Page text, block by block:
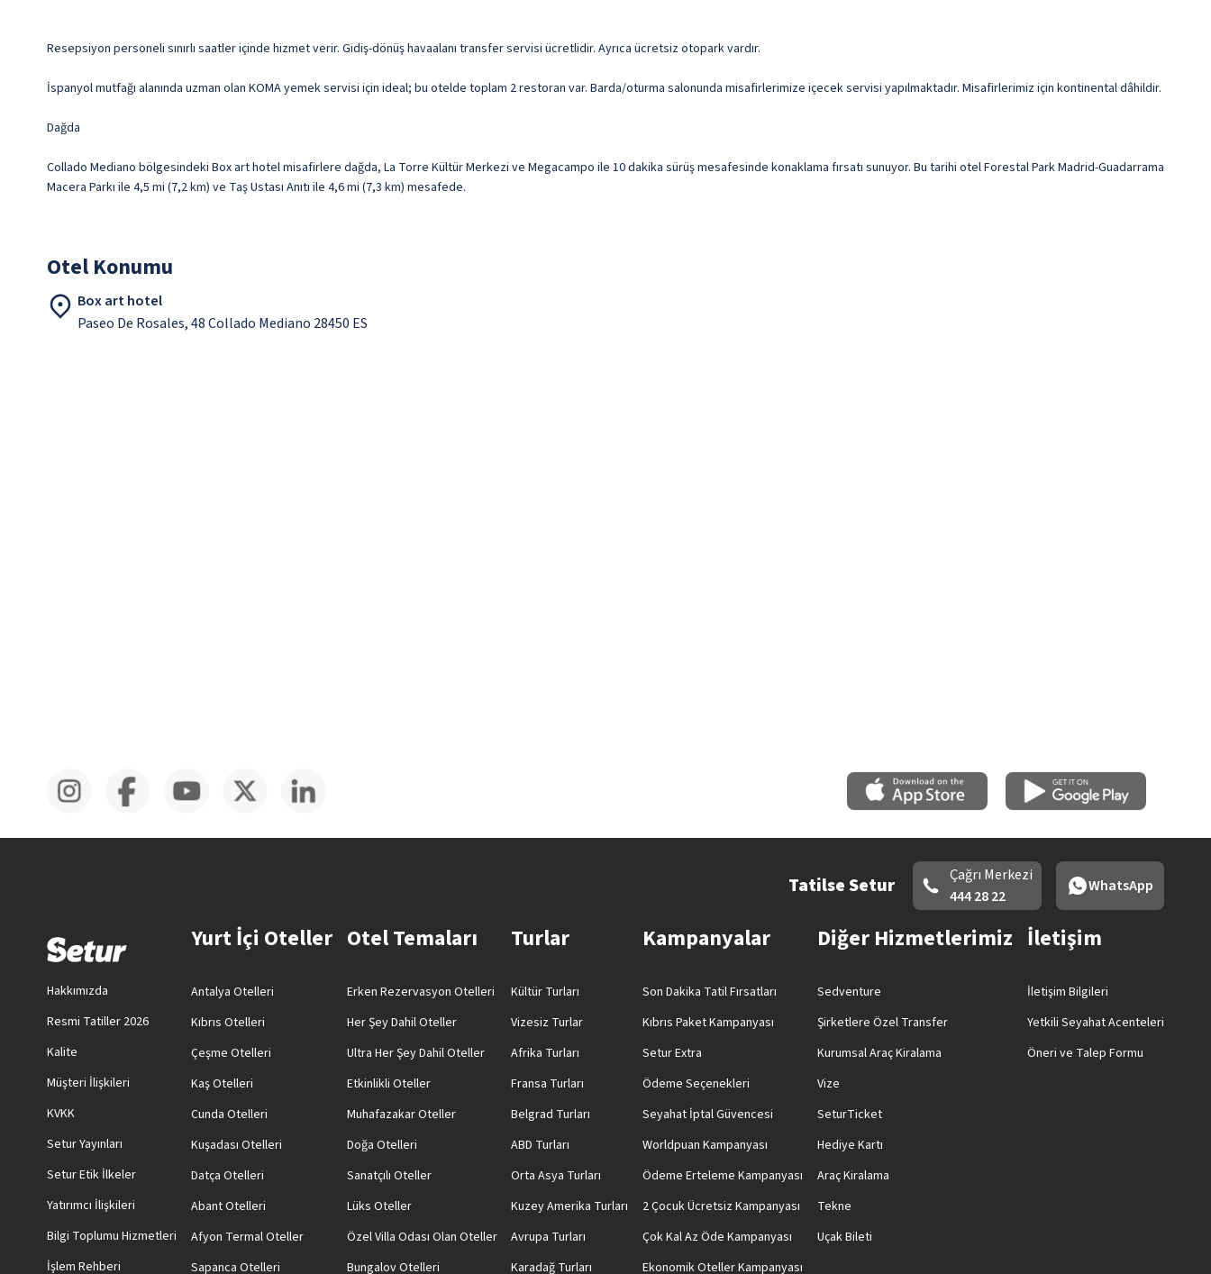
Resepsiyon personeli sınırlı saatler içinde hizmet verir. Gidiş-dönüş havaalanı transfer servisi ücretlidir. Ayrıca ücretsiz otopark vardır.
İspanyol mutfağı alanında uzman olan KOMA yemek servisi için ideal; bu otelde toplam 2 restoran var. Barda/oturma salonunda misafirlerimize içecek servisi yapılmaktadır. Misafirlerimiz için kontinental dâhildir.
Dağda
Collado Mediano bölgesindeki Box art hotel misafirlere dağda, La Torre Kültür Merkezi ve Megacampo ile 10 dakika sürüş mesafesinde konaklama fırsatı sunuyor. Bu tarihi otel Forestal Park Madrid-Guadarrama
Macera Parkı ile 4,5 mi (7,2 km) ve Taş Ustası Anıtı ile 4,6 mi (7,3 km) mesafede.
Otel Konumu
Box art hotel
Paseo De Rosales, 48 Collado Mediano 28450 ES
Tatilse Setur
Çağrı Merkezi
444 28 22
WhatsApp
Hakkımızda
Resmi Tatiller 2026
Kalite
Müşteri İlişkileri
KVKK
Setur Yayınları
Setur Etik İlkeler
Yatırımcı İlişkileri
Bilgi Toplumu Hizmetleri
İşlem Rehberi
Yurt İçi Oteller
Antalya Otelleri
Kıbrıs Otelleri
Çeşme Otelleri
Kaş Otelleri
Cunda Otelleri
Kuşadası Otelleri
Datça Otelleri
Abant Otelleri
Afyon Termal Oteller
Sapanca Otelleri
Otel Temaları
Erken Rezervasyon Otelleri
Her Şey Dahil Oteller
Ultra Her Şey Dahil Oteller
Etkinlikli Oteller
Muhafazakar Oteller
Doğa Otelleri
Sanatçılı Oteller
Lüks Oteller
Özel Villa Odası Olan Oteller
Bungalov Otelleri
Turlar
Kültür Turları
Vizesiz Turlar
Afrika Turları
Fransa Turları
Belgrad Turları
ABD Turları
Orta Asya Turları
Kuzey Amerika Turları
Avrupa Turları
Karadağ Turları
Kampanyalar
Son Dakika Tatil Fırsatları
Kıbrıs Paket Kampanyası
Setur Extra
Ödeme Seçenekleri
Seyahat İptal Güvencesi
Worldpuan Kampanyası
Ödeme Erteleme Kampanyası
2 Çocuk Ücretsiz Kampanyası
Çok Kal Az Öde Kampanyası
Ekonomik Oteller Kampanyası
Diğer Hizmetlerimiz
Sedventure
Şirketlere Özel Transfer
Kurumsal Araç Kiralama
Vize
SeturTicket
Hediye Kartı
Araç Kiralama
Tekne
Uçak Bileti
İletişim
İletişim Bilgileri
Yetkili Seyahat Acenteleri
Öneri ve Talep Formu